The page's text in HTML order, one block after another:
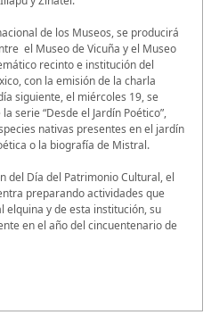
de los Museos, se producirá
el Museo de Vicuña y el Museo
recinto e institución del
con la emisión de la charla
siguiente, el miércoles 19, se
serie “Desde el Jardín Poético”,
nativas presentes en el jardín
o la biografía de Mistral.
del Día del Patrimonio Cultural, el
preparando actividades que
elquina y de esta institución, su
en el año del cincuentenario de